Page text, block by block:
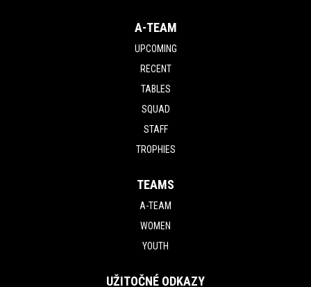
A-TEAM
UPCOMING
RECENT
TABLES
SQUAD
STAFF
TROPHIES
TEAMS
A-TEAM
WOMEN
YOUTH
UŽITOČNÉ ODKAZY